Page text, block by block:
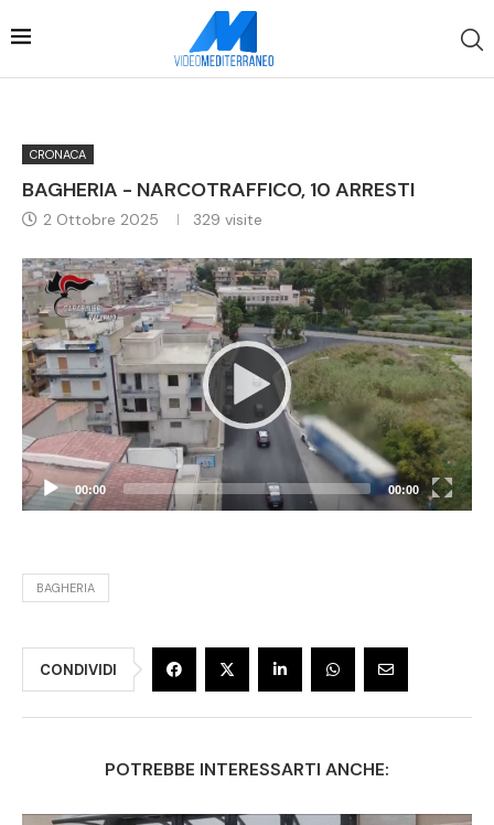
CRONACA
BAGHERIA - NARCOTRAFFICO, 10 ARRESTI
2 Ottobre 2025 329 visite
Video
Player
00:00 00:00
BAGHERIA
CONDIVIDI
POTREBBE INTERESSARTI ANCHE: